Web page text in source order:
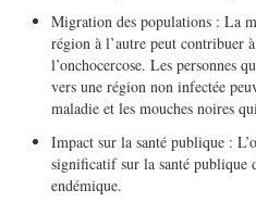
Migration des populations : La
région à l’autre peut contribuer
l’onchocercose. Les personnes
vers une région non infectée
maladie et les mouches noires
Impact sur la santé publique :
significatif sur la santé publique
endémique.